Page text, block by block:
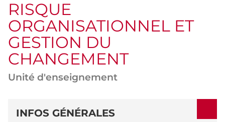
RISQUE
ORGANISATIONNEL ET
GESTION DU
CHANGEMENT
Unité d'enseignement
DÉTAILS
INFOS GÉNÉRALES